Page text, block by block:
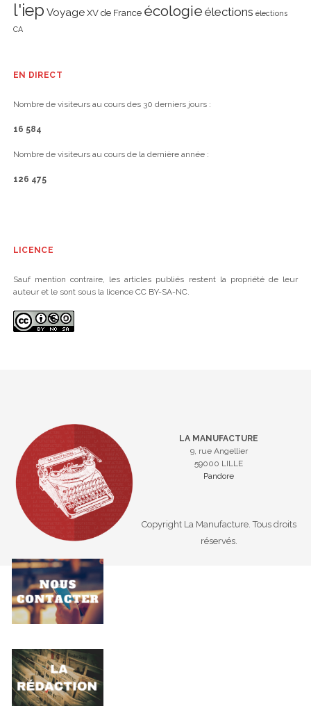
l'iep Voyage XV de France écologie élections élections
CA
EN DIRECT
Nombre de visiteurs au cours des 30 derniers jours :
16 584
Nombre de visiteurs au cours de la dernière année :
126 475
LICENCE
Sauf mention contraire, les articles publiés restent la propriété de leur
auteur et le sont sous la licence CC BY-SA-NC.
LA MANUFACTURE
9, rue Angellier
59000 LILLE
Pandore
Copyright La Manufacture. Tous droits
réservés.